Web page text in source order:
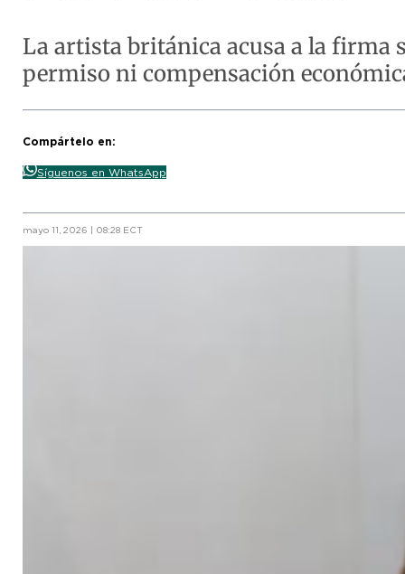
La artista británica acusa a la firma
permiso ni compensación
Compártelo en:
Síguenos en WhatsApp
mayo 11, 2026 | 08:28 ECT